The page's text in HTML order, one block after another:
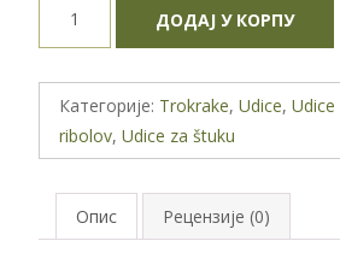
trokrake
количина
ДОДАЈ У КОРПУ
Категорије: Trokrake, Udice, Udice
ribolov, Udice za štuku
Опис Рецензије (0)